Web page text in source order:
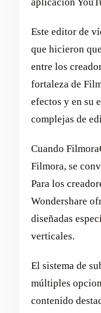
Este editor de
que hicieron
entre los
fortaleza de
efectos y en su
complejas de
Cuando
Filmora, se
Para los
Wondershare
diseñadas
verticales.
El sistema de
múltiples
contenido